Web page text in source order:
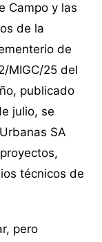
Campo y las
de la
de
MIGC/25 del
publicado
julio, se
SA
técnicos de
pero